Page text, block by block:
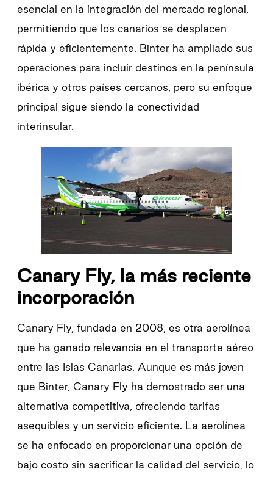
esencial en la integración del mercado regional,
permitiendo que los canarios se desplacen
rápida y eficientemente. Binter ha ampliado sus
operaciones para incluir destinos en la península
ibérica y otros países cercanos, pero su enfoque
principal sigue siendo la conectividad
interinsular.
Canary Fly, la más reciente
incorporación
Canary Fly, fundada en 2008, es otra aerolínea
que ha ganado relevancia en el transporte aéreo
entre las Islas Canarias. Aunque es más joven
que Binter, Canary Fly ha demostrado ser una
alternativa competitiva, ofreciendo tarifas
asequibles y un servicio eficiente. La aerolínea
se ha enfocado en proporcionar una opción de
bajo costo sin sacrificar la calidad del servicio, lo